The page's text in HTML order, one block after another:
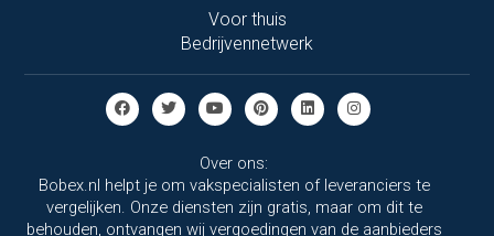
Voor thuis
Bedrijvennetwerk
Over ons:
Bobex.nl helpt je om vakspecialisten of leveranciers te
vergelijken. Onze diensten zijn gratis, maar om dit te
behouden, ontvangen wij vergoedingen van de aanbieders